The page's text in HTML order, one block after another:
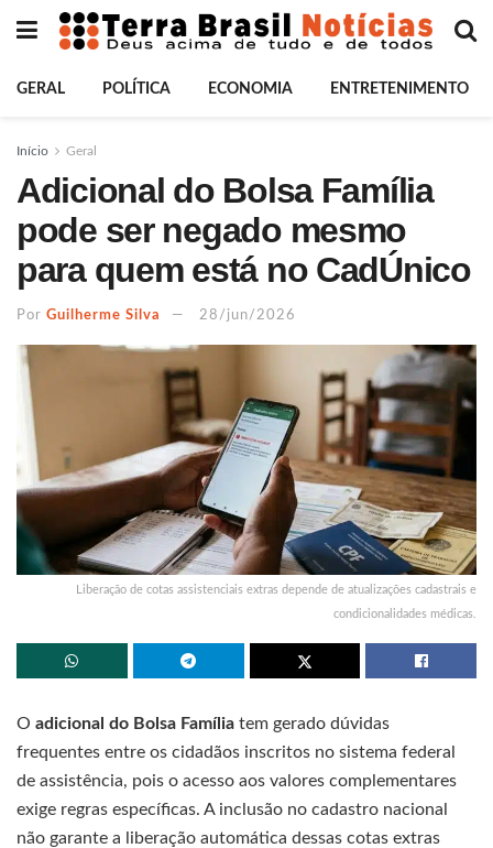
GERAL POLÍTICA ECONOMIA ENTRETENIMENTO
Início Geral
Adicional do Bolsa Família
pode ser negado mesmo
para quem está no CadÚnico
Por Guilherme Silva 28/jun/2026
Liberação de cotas assistenciais extras depende de atualizações cadastrais e
condicionalidades médicas.
O adicional do Bolsa Família tem gerado dúvidas
frequentes entre os cidadãos inscritos no sistema federal
de assistência, pois o acesso aos valores complementares
exige regras específicas. A inclusão no cadastro nacional
não garante a liberação automática dessas cotas extras